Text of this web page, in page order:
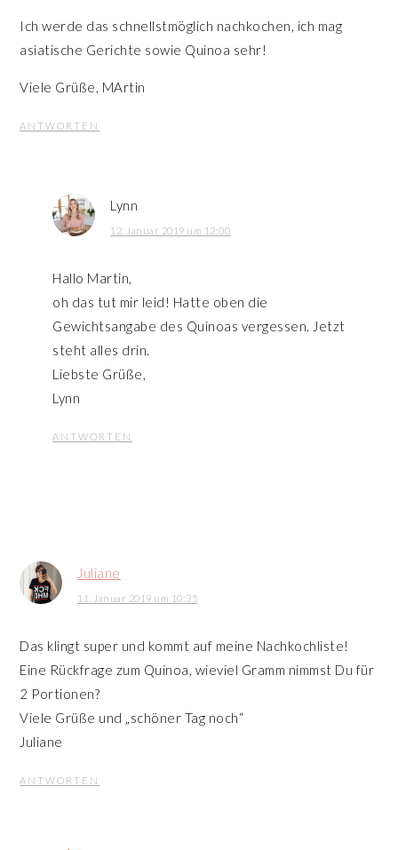
Ich werde das schnellstmöglich nachkochen, ich mag
asiatische Gerichte sowie Quinoa sehr!
Viele Grüße, MArtin
ANTWORTEN
Lynn
12. Januar 2019 um 12:00
Hallo Martin,
oh das tut mir leid! Hatte oben die
Gewichtsangabe des Quinoas vergessen. Jetzt
steht alles drin.
Liebste Grüße,
Lynn
ANTWORTEN
Juliane
11. Januar 2019 um 10:35
Das klingt super und kommt auf meine Nachkochliste!
Eine Rückfrage zum Quinoa, wieviel Gramm nimmst Du für
2 Portionen?
Viele Grüße und „schöner Tag noch“
Juliane
ANTWORTEN